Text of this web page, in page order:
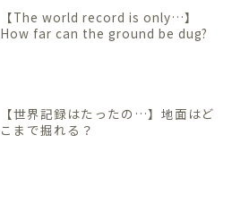
【The world record is only…】
How far can the ground be dug?
【世界記録はたったの…】地面はど
こまで掘れる？